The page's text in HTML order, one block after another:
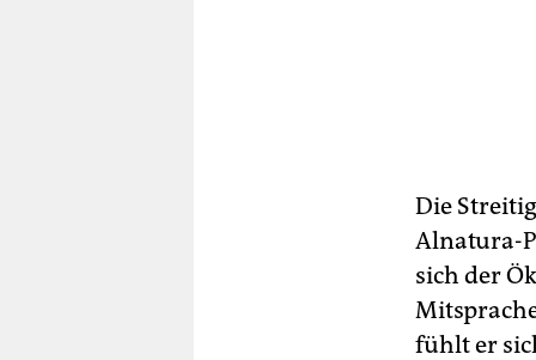
Die
Alnatura-
sich der
fühlt er